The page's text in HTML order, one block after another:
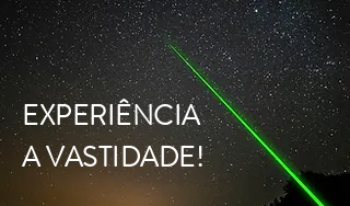
EXPERIÊNCIA
A VASTIDADE!